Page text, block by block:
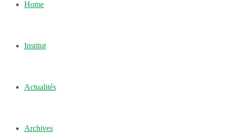
Home
Institut
Actualités
Archives